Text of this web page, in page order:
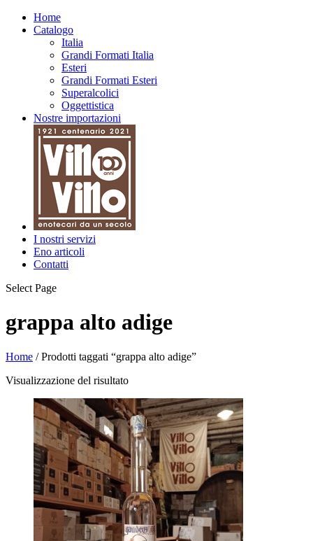
Home
Catalogo
Italia
Grandi Formati Italia
Esteri
Grandi Formati Esteri
Superalcolici
Oggettistica
Nostre importazioni
I nostri servizi
Eno articoli
Contatti
Select Page
grappa alto adige
Home / Prodotti taggati “grappa alto adige”
Visualizzazione del risultato